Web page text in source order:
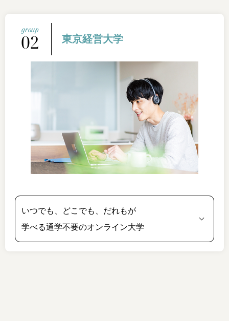
02 東京経営大学
いつでも、どこでも、だれもが
学べる通学不要のオンライン大学